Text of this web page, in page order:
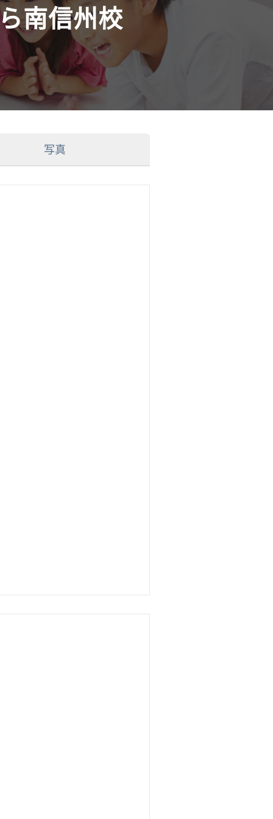
南信州校
写真